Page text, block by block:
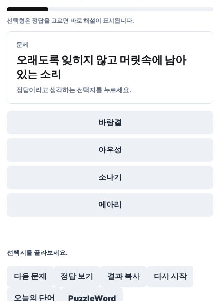
선택형은 정답을 고르면 바로 해설이 표시됩니다.
문제
오래도록 잊히지 않고 머릿속에 남아
있는 소리
정답이라고 생각하는 선택지를 누르세요.
바람결
아우성
소나기
메아리
선택지를 골라보세요.
다음 문제 정답 보기 결과 복사 다시 시작
오늘의 단어 PuzzleWord